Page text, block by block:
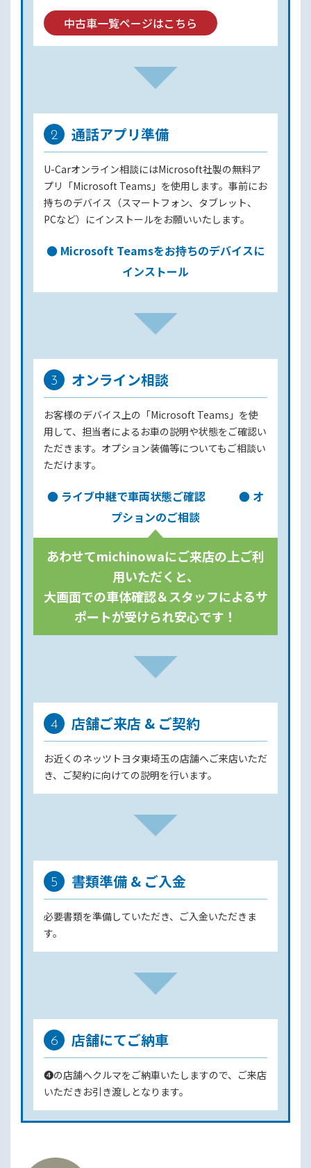
中古車一覧ページはこちら
2 通話アプリ準備
U-Carオンライン相談にはMicrosoft社製の無料ア
プリ「Microsoft Teams」を使用します。事前にお
持ちのデバイス（スマートフォン、タブレット、
PCなど）にインストールをお願いいたします。
● Microsoft Teamsをお持ちのデバイスに
インストール
3 オンライン相談
お客様のデバイス上の「Microsoft Teams」を使
用して、担当者によるお車の説明や状態をご確認い
ただきます。オプション装備等についてもご相談い
ただけます。
● ライブ中継で車両状態ご確認 ● オ
プションのご相談
あわせてmichinowaにご来店の上ご利
用いただくと、
大画面での車体確認＆スタッフによるサ
ポートが受けられ安心です！
4 店舗ご来店 & ご契約
お近くのネッツトヨタ東埼玉の店舗へご来店いただ
き、ご契約に向けての説明を行います。
5 書類準備 & ご入金
必要書類を準備していただき、ご入金いただきま
す。
6 店舗にてご納車
❹の店舗へクルマをご納車いたしますので、ご来店
いただきお引き渡しとなります。